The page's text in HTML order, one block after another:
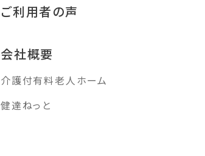
ご利用者の声
会社概要
介護付有料老人ホーム
健達ねっと